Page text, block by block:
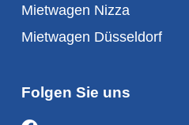
Mietwagen Nizza
Mietwagen Düsseldorf
Folgen Sie uns